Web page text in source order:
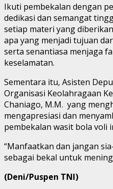
Ikuti pembekalan dengan
dedikasi dan semangat
setiap materi yang
apa yang menjadi tujuan
serta senantiasa menjaga
keselamatan.
Sementara itu, Asisten
Organisasi Keolahragaan
Chaniago, M.M. yang
mengapresiasi dan
pembekalan wasit bola voli
“Manfaatkan dan jangan
sebagai bekal untuk
(Deni/Puspen TNI)